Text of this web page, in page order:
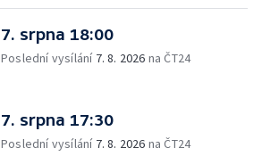
7. srpna 18:00
Poslední vysílání 7. 8. 2026 na ČT24
7. srpna 17:30
Poslední vysílání 7. 8. 2026 na ČT24